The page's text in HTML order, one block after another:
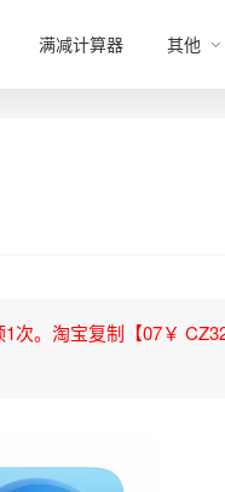
满减计算器 其他
次。淘宝复制【07￥